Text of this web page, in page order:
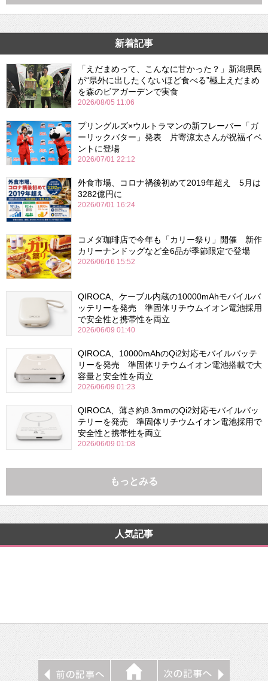
新着記事
「えだまめって、こんなに甘かった？」新潟県民
が“県外に出したくないほど食べる”極上えだまめ
を森のビアガーデンで実食
2026/08/05 11:06
プリングルズ×ウルトラマンの新フレーバー「ガ
ーリックバター」発表 片寄涼太さんが祝福イベ
ントに登場
2026/07/01 22:12
外食市場、コロナ禍後初めて2019年超え 5月は
3282億円に
2026/07/01 16:24
コメダ珈琲店で今年も「カリー祭り」開催 新作
カリーナンドッグなど全6品が季節限定で登場
2026/06/16 15:52
QIROCA、ケーブル内蔵の10000mAhモバイルバ
ッテリーを発売 準固体リチウムイオン電池採用
で安全性と携帯性を両立
2026/06/09 01:40
QIROCA、10000mAhのQi2対応モバイルバッテ
リーを発売 準固体リチウムイオン電池搭載で大
容量と安全性を両立
2026/06/09 01:23
QIROCA、薄さ約8.3mmのQi2対応モバイルバッ
テリーを発売 準固体リチウムイオン電池採用で
安全性と携帯性を両立
2026/06/09 01:08
もっとみる
人気記事